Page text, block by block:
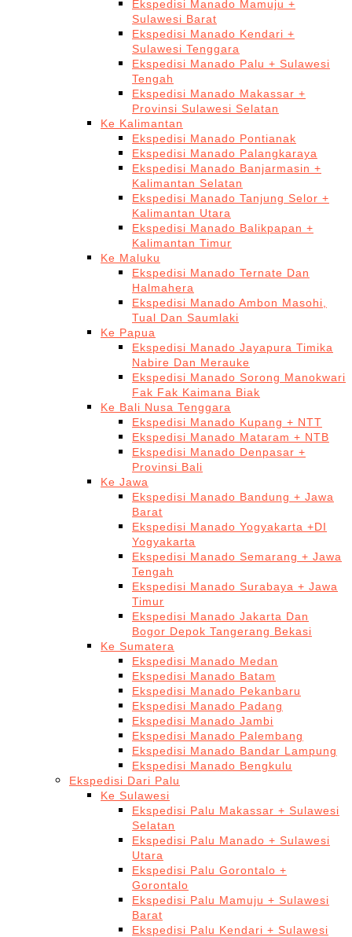
Ekspedisi Manado Mamuju +
Sulawesi Barat
Ekspedisi Manado Kendari +
Sulawesi Tenggara
Ekspedisi Manado Palu + Sulawesi
Tengah
Ekspedisi Manado Makassar +
Provinsi Sulawesi Selatan
Ke Kalimantan
Ekspedisi Manado Pontianak
Ekspedisi Manado Palangkaraya
Ekspedisi Manado Banjarmasin +
Kalimantan Selatan
Ekspedisi Manado Tanjung Selor +
Kalimantan Utara
Ekspedisi Manado Balikpapan +
Kalimantan Timur
Ke Maluku
Ekspedisi Manado Ternate Dan
Halmahera
Ekspedisi Manado Ambon Masohi,
Tual Dan Saumlaki
Ke Papua
Ekspedisi Manado Jayapura Timika
Nabire Dan Merauke
Ekspedisi Manado Sorong Manokwari
Fak Fak Kaimana Biak
Ke Bali Nusa Tenggara
Ekspedisi Manado Kupang + NTT
Ekspedisi Manado Mataram + NTB
Ekspedisi Manado Denpasar +
Provinsi Bali
Ke Jawa
Ekspedisi Manado Bandung + Jawa
Barat
Ekspedisi Manado Yogyakarta +DI
Yogyakarta
Ekspedisi Manado Semarang + Jawa
Tengah
Ekspedisi Manado Surabaya + Jawa
Timur
Ekspedisi Manado Jakarta Dan
Bogor Depok Tangerang Bekasi
Ke Sumatera
Ekspedisi Manado Medan
Ekspedisi Manado Batam
Ekspedisi Manado Pekanbaru
Ekspedisi Manado Padang
Ekspedisi Manado Jambi
Ekspedisi Manado Palembang
Ekspedisi Manado Bandar Lampung
Ekspedisi Manado Bengkulu
Ekspedisi Dari Palu
Ke Sulawesi
Ekspedisi Palu Makassar + Sulawesi
Selatan
Ekspedisi Palu Manado + Sulawesi
Utara
Ekspedisi Palu Gorontalo +
Gorontalo
Ekspedisi Palu Mamuju + Sulawesi
Barat
Ekspedisi Palu Kendari + Sulawesi